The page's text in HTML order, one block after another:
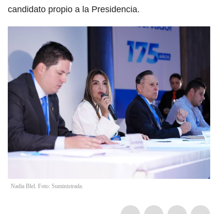
candidato propio a la Presidencia.
Nadia Blel. Foto: Suministrada.